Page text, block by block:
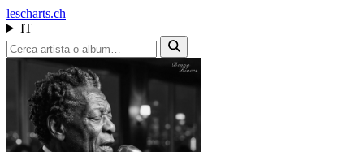
lescharts.ch
IT